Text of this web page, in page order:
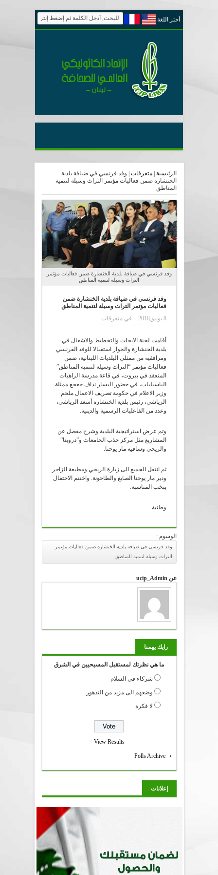
أختر اللغة
الرئيسية |متفرقات
وفد فرنسي في ضيافة بلدية
الخنشارة ضمن فعاليات مؤتمر التراث وسيلة لتنمية
المناطق
وفد فرنسي في ضيافة بلدية الخنشارة ضمن فعاليات مؤتمر
التراث وسيلة لتنمية المناطق
وفد فرنسي في ضيافة بلدية الخنشارة ضمن
فعاليات مؤتمر التراث وسيلة لتنمية المناطق
8 يونيو,2018
فيمتفرقات
أقامت لجنة الابحاث والتخطيط والاشغال في
بلدية الخنشارة والجوار استقبالا للوفد الفرنسي
ومرافقيه من ممثلي البلديات اللبنانية، ضمن
فعاليات مؤتمر “التراث وسيلة لتنمية المناطق”
المنعقد في بيروت، في قاعة مدرسة الراهبات
الباسيليات، في حضور اليسار نداف جعجع ممثلة
وزير الاعلام في حكومة تصريف الاعمال ملحم
الرياشي، رئيس بلدية الخنشارة أسعد الرياشي،
وعدد من الفاعليات الرسمية والدينية.
وتم عرض استراتيجية البلدية وشرح مفصل عن
المشاريع مثل مركز جذب الجامعات و”دروبنا”
والريجي وساقية مار يوحنا.
ثم انتقل الجميع الى زيارة الريجي ومطبعة الزاخر
ودير مار يوحنا الصايغ والطاحونة. واختتم الاحتفال
بنخب المناسبة.
وطنية
الوسوم :
وفد فرنسي في ضيافة بلدية الخنشارة ضمن فعاليات مؤتمر
التراث وسيلة لتنمية المناطق
عن ucip_Admin
رايك يهمنا
ما هي نظرتك لمستقبل المسيحيين في الشرق
شركاء في السلام
وضعهم الى مزيد من التدهور
لا فكرة
View Results
Polls Archive
إعلانات